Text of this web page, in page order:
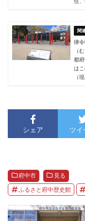
律
（
都
は
（
シェア ツイ
府中市 見る
ふるさと府中歴史館